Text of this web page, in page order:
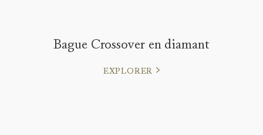
Bague Crossover en diamant
EXPLORER